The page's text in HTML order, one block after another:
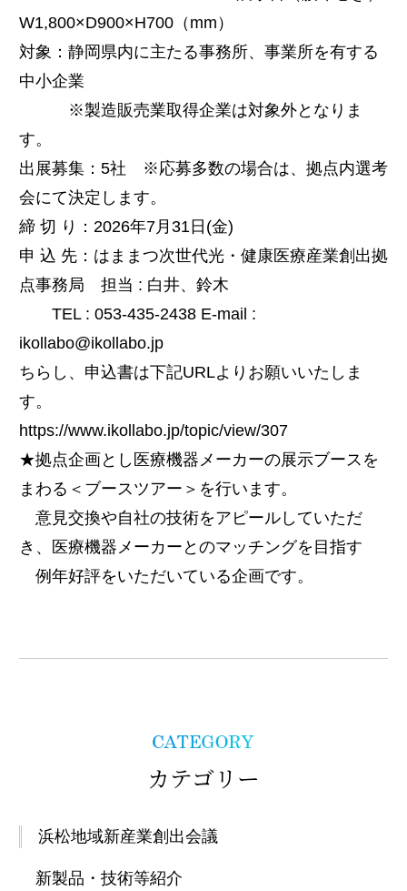
カテゴリー
浜松地域新産業創出会議
新製品・技術等紹介
W1,800×D900×H700（mm）
対象：静岡県内に主たる事務所、事業所を有する
中小企業
※製造販売業取得企業は対象外となりま
す。
出展募集：5社 ※応募多数の場合は、拠点内選考
会にて決定します。
締 切 り：2026年7月31日(金)
申 込 先：はままつ次世代光・健康医療産業創出拠
点事務局 担当 : 白井、鈴木
TEL : 053-435-2438 E-mail :
ikollabo@ikollabo.jp
ちらし、申込書は下記URLよりお願いいたしま
す。
https://www.ikollabo.jp/topic/view/307
★拠点企画とし医療機器メーカーの展示ブースを
まわる＜ブースツアー＞を行います。
意見交換や自社の技術をアピールしていただ
き、医療機器メーカーとのマッチングを目指す
例年好評をいただいている企画です。